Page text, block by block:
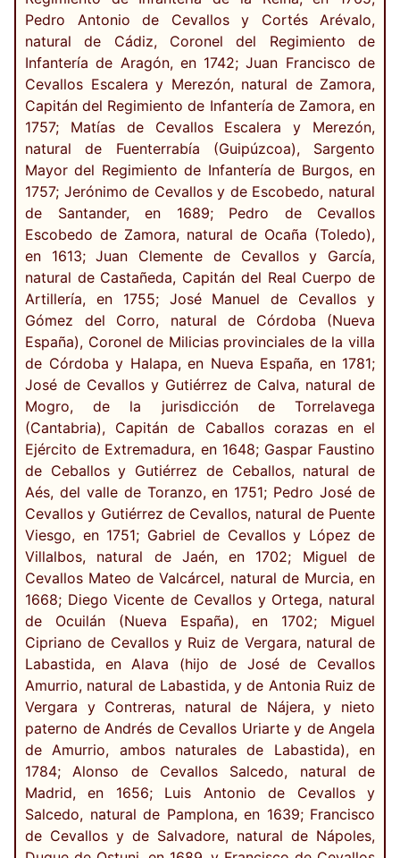
Pedro Antonio de Cevallos y Cortés Arévalo,
natural de Cádiz, Coronel del Regimiento de
Infantería de Aragón, en 1742; Juan Francisco de
Cevallos Escalera y Merezón, natural de Zamora,
Capitán del Regimiento de Infantería de Zamora, en
1757; Matías de Cevallos Escalera y Merezón,
natural de Fuenterrabía (Guipúzcoa), Sargento
Mayor del Regimiento de Infantería de Burgos, en
1757; Jerónimo de Cevallos y de Escobedo, natural
de Santander, en 1689; Pedro de Cevallos
Escobedo de Zamora, natural de Ocaña (Toledo),
en 1613; Juan Clemente de Cevallos y García,
natural de Castañeda, Capitán del Real Cuerpo de
Artillería, en 1755; José Manuel de Cevallos y
Gómez del Corro, natural de Córdoba (Nueva
España), Coronel de Milicias provinciales de la villa
de Córdoba y Halapa, en Nueva España, en 1781;
José de Cevallos y Gutiérrez de Calva, natural de
Mogro, de la jurisdicción de Torrelavega
(Cantabria), Capitán de Caballos corazas en el
Ejército de Extremadura, en 1648; Gaspar Faustino
de Ceballos y Gutiérrez de Ceballos, natural de
Aés, del valle de Toranzo, en 1751; Pedro José de
Cevallos y Gutiérrez de Cevallos, natural de Puente
Viesgo, en 1751; Gabriel de Cevallos y López de
Villalbos, natural de Jaén, en 1702; Miguel de
Cevallos Mateo de Valcárcel, natural de Murcia, en
1668; Diego Vicente de Cevallos y Ortega, natural
de Ocuilán (Nueva España), en 1702; Miguel
Cipriano de Cevallos y Ruiz de Vergara, natural de
Labastida, en Alava (hijo de José de Cevallos
Amurrio, natural de Labastida, y de Antonia Ruiz de
Vergara y Contreras, natural de Nájera, y nieto
paterno de Andrés de Cevallos Uriarte y de Angela
de Amurrio, ambos naturales de Labastida), en
1784; Alonso de Cevallos Salcedo, natural de
Madrid, en 1656; Luis Antonio de Cevallos y
Salcedo, natural de Pamplona, en 1639; Francisco
de Cevallos y de Salvadore, natural de Nápoles,